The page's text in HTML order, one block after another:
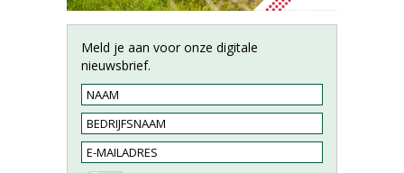
Meld je aan voor onze digitale
nieuwsbrief.